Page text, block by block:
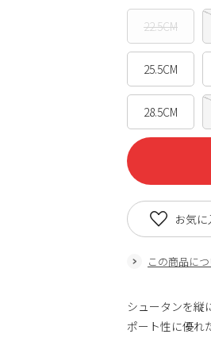
22.5CM
25.5CM
28.5CM
この商品に
お気
シュータンを縦
ポート性に優れ